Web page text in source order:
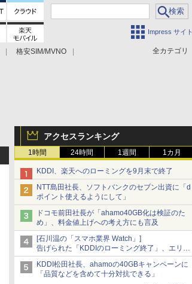
Impress サイト
全カテゴリ
格安SIM/MVNO
アクセスランキング
1時間 24時間 1週間 1カ月
KDDI、楽天へのローミングを9月末で終了
NTT島田社長、ソフトバンクのセブン出資に「d
ポイント使えるようにして」
ドコモ前田社長が「ahamo40GB化は検証のた
め」、料金値上げへの考え方にも言及
[石川温の「スマホ業界 Watch」]
告げられた「KDDIのローミング終了」、エリア
マップの落とし穴と楽天モバイルの課題
KDDI松田社長、ahamoの40GBキャンペーンに
「品質などを含めて十分対抗できる」